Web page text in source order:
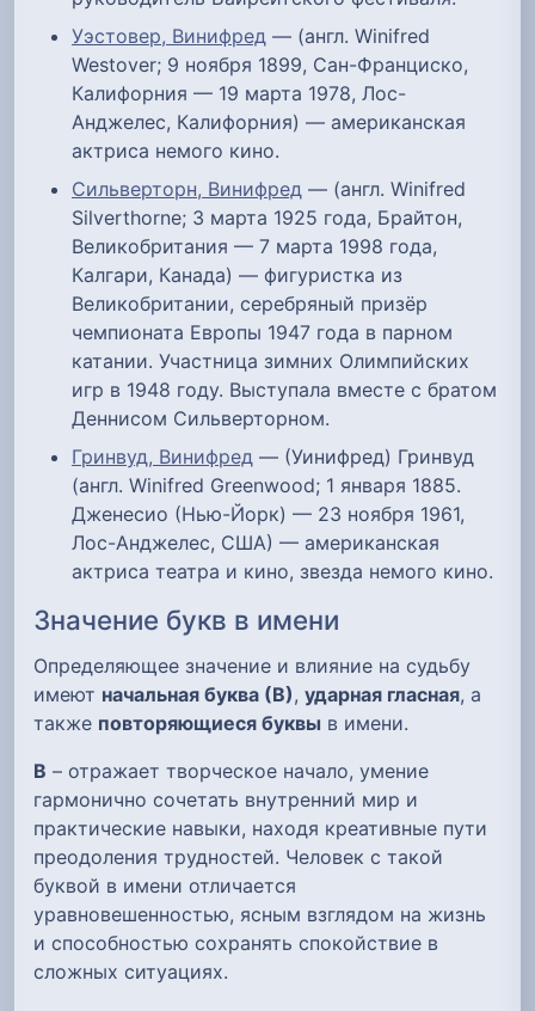
Уэстовер, Винифред — (англ. Winifred
Westover; 9 ноября 1899, Сан-Франциско,
Калифорния — 19 марта 1978, Лос-
Анджелес, Калифорния) — американская
актриса немого кино.
Сильверторн, Винифред — (англ. Winifred
Silverthorne; 3 марта 1925 года, Брайтон,
Великобритания — 7 марта 1998 года,
Калгари, Канада) — фигуристка из
Великобритании, серебряный призёр
чемпионата Европы 1947 года в парном
катании. Участница зимних Олимпийских
игр в 1948 году. Выступала вместе с братом
Деннисом Сильверторном.
Гринвуд, Винифред — (Уинифред) Гринвуд
(англ. Winifred Greenwood; 1 января 1885.
Дженесио (Нью-Йорк) — 23 ноября 1961,
Лос-Анджелес, США) — американская
актриса театра и кино, звезда немого кино.
Значение букв в имени
Определяющее значение и влияние на судьбу
имеют начальная буква (В), ударная гласная, а
также повторяющиеся буквы в имени.
В – отражает творческое начало, умение
гармонично сочетать внутренний мир и
практические навыки, находя креативные пути
преодоления трудностей. Человек с такой
буквой в имени отличается
уравновешенностью, ясным взглядом на жизнь
и способностью сохранять спокойствие в
сложных ситуациях.